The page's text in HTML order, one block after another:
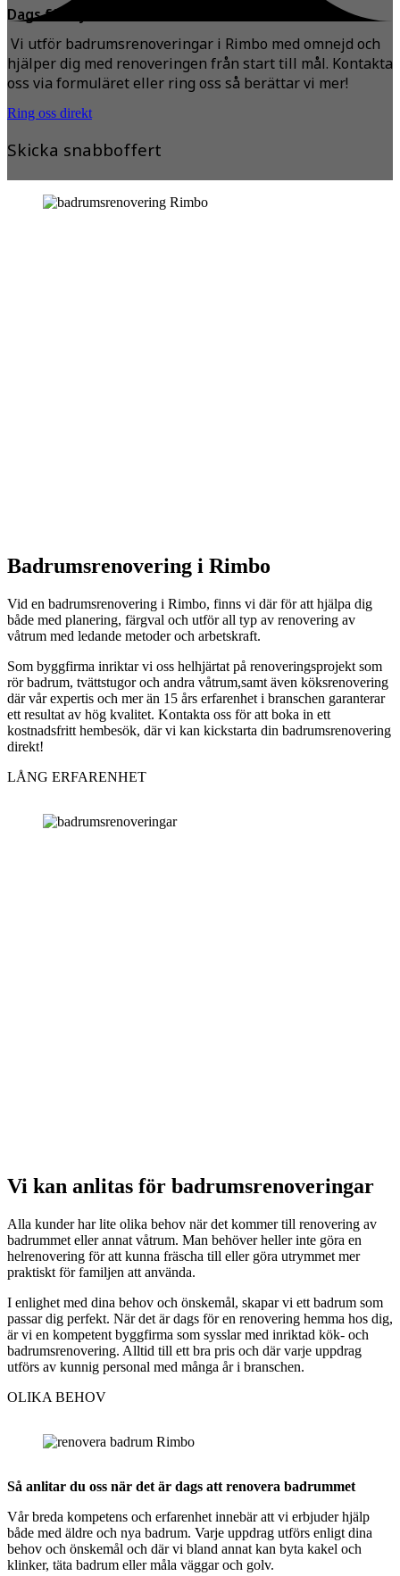
Dags för nytt badrum?
Vi utför badrumsrenoveringar i Rimbo med omnejd och
hjälper dig med renoveringen från start till mål. Kontakta
oss via formuläret eller ring oss så berättar vi mer!
Ring oss direkt
Skicka snabboffert
Badrumsrenovering i Rimbo
Vid en badrumsrenovering i Rimbo, finns vi där för att hjälpa dig
både med planering, färgval och utför all typ av renovering av
våtrum med ledande metoder och arbetskraft.
Som byggfirma inriktar vi oss helhjärtat på renoveringsprojekt som
rör badrum, tvättstugor och andra våtrum,samt även köksrenovering
där vår expertis och mer än 15 års erfarenhet i branschen garanterar
ett resultat av hög kvalitet. Kontakta oss för att boka in ett
kostnadsfritt hembesök, där vi kan kickstarta din badrumsrenovering
direkt!
LÅNG ERFARENHET
Vi kan anlitas för badrumsrenoveringar
Alla kunder har lite olika behov när det kommer till renovering av
badrummet eller annat våtrum. Man behöver heller inte göra en
helrenovering för att kunna fräscha till eller göra utrymmet mer
praktiskt för familjen att använda.
I enlighet med dina behov och önskemål, skapar vi ett badrum som
passar dig perfekt. När det är dags för en renovering hemma hos dig,
är vi en kompetent byggfirma som sysslar med inriktad kök- och
badrumsrenovering. Alltid till ett bra pris och där varje uppdrag
utförs av kunnig personal med många år i branschen.
OLIKA BEHOV
Så anlitar du oss när det är dags att renovera badrummet
Vår breda kompetens och erfarenhet innebär att vi erbjuder hjälp
både med äldre och nya badrum. Varje uppdrag utförs enligt dina
behov och önskemål och där vi bland annat kan byta kakel och
klinker, täta badrum eller måla väggar och golv.